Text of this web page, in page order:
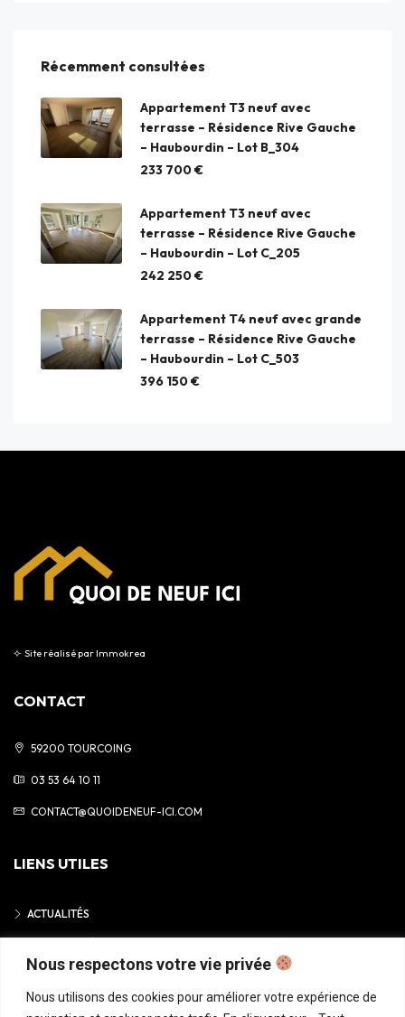
Nous respectons votre vie privée
Nous utilisons des cookies pour améliorer votre expérience de
Récemment consultées
Appartement T3 neuf avec
terrasse – Résidence Rive Gauche
– Haubourdin – Lot B_304
233 700 €
Appartement T3 neuf avec
terrasse – Résidence Rive Gauche
– Haubourdin – Lot C_205
242 250 €
Appartement T4 neuf avec grande
terrasse – Résidence Rive Gauche
– Haubourdin – Lot C_503
396 150 €
⟣ Site réalisé parImmokrea
CONTACT
59200 TOURCOING
03 53 64 10 11
CONTACT@QUOIDENEUF-ICI.COM
LIENS UTILES
ACTUALITÉS
POLITIQUE DE CONFIDENTIALITÉ